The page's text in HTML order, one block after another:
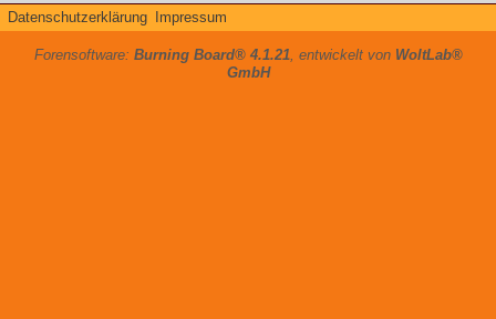
Datenschutzerklärung Impressum
Forensoftware: Burning Board® 4.1.21, entwickelt von WoltLab®
GmbH